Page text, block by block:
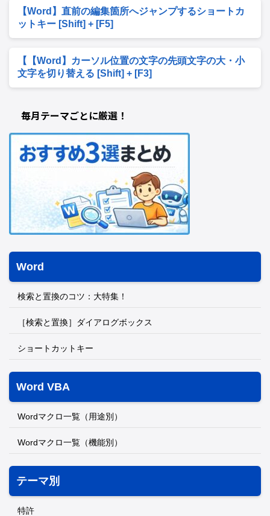
【Word】直前の編集箇所へジャンプするショートカ
ットキー [Shift] + [F5]
【【Word】カーソル位置の文字の先頭文字の大・小
文字を切り替える [Shift] + [F3]
毎月テーマごとに厳選！
Word
検索と置換のコツ：大特集！
［検索と置換］ダイアログボックス
ショートカットキー
Word VBA
Wordマクロ一覧（用途別）
Wordマクロ一覧（機能別）
テーマ別
特許